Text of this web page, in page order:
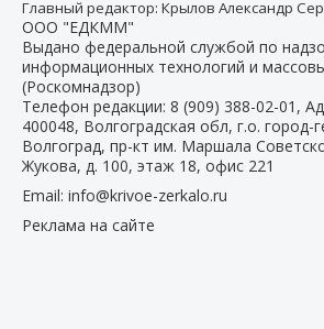
Главный редактор: Крылов Александр
ООО "ЕДКММ"
Выдано федеральной службой по
информационных технологий и
(Роскомнадзор)
Телефон редакции: 8 (909) 388-02-01 ,
400048, Волгоградская обл, г.о. город-
Волгоград, пр-кт им. Маршала
Жукова, д. 100, этаж 18, офис 221
Email: info@krivoe-zerkalo.ru
Реклама на сайте